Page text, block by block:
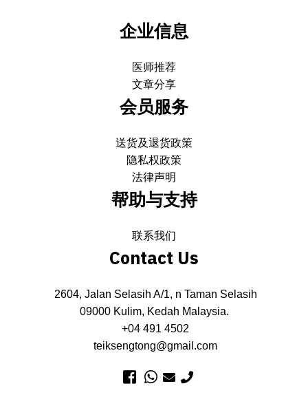
企业信息
医师推荐
文章分享
会员服务
送货及退货政策
隐私权政策
法律声明
帮助与支持
联系我们
Contact Us
2604, Jalan Selasih A/1, n Taman Selasih
09000 Kulim, Kedah Malaysia.
+04 491 4502
teiksengtong@gmail.com